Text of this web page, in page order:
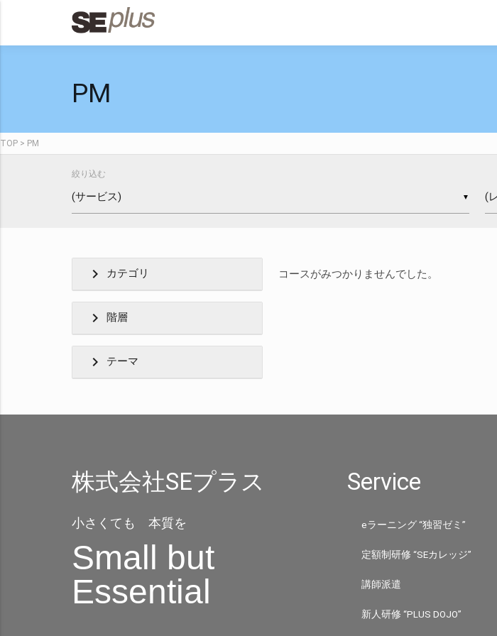
PM
TOP PM
絞り込む
▼
chevron_right カテゴリ
chevron_right 階層
chevron_right テーマ
コースがみつかりませんでした。
株式会社SEプラス
小さくても 本質を
Small but
Essential
Service
eラーニング “独習ゼミ”
定額制研修 “SEカレッジ”
講師派遣
新人研修 “PLUS DOJO”